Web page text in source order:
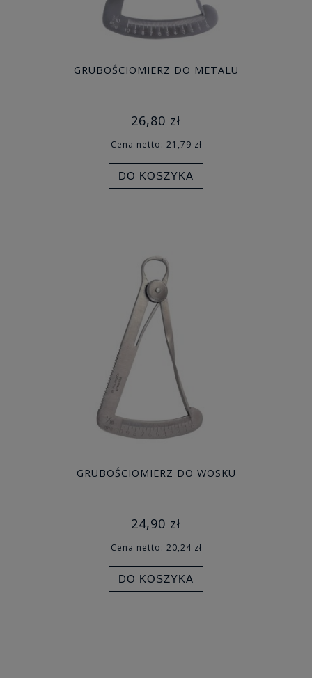
GRUBOŚCIOMIERZ DO METALU
26,80 zł
Cena netto: 21,79 zł
DO KOSZYKA
GRUBOŚCIOMIERZ DO WOSKU
24,90 zł
Cena netto: 20,24 zł
DO KOSZYKA